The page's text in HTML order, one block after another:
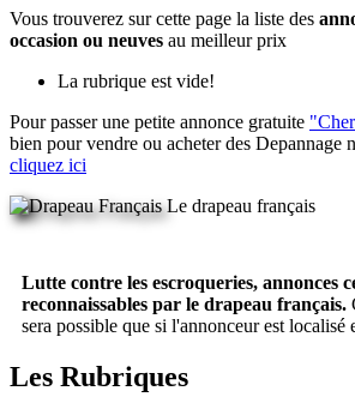
Vous trouverez sur cette page la liste des
occasion ou neuves au meilleur prix
La rubrique est vide!
Pour passer une petite annonce gratuite
bien pour vendre ou acheter des Depannage
cliquez ici
Le drapeau français
Lutte contre les escroqueries, annonces
reconnaissables par le drapeau français.
sera possible que si l'annonceur est localisé
Les Rubriques